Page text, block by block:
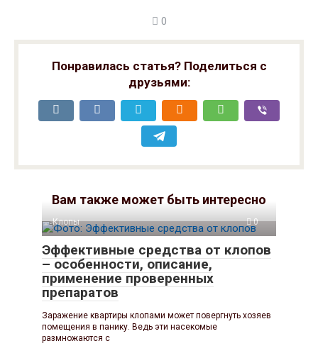
0
Понравилась статья? Поделиться с
друзьями:
Вам также может быть интересно
Клопы 0
Эффективные средства от клопов
– особенности, описание,
применение проверенных
препаратов
Заражение квартиры клопами может повергнуть хозяев
помещения в панику. Ведь эти насекомые
размножаются с